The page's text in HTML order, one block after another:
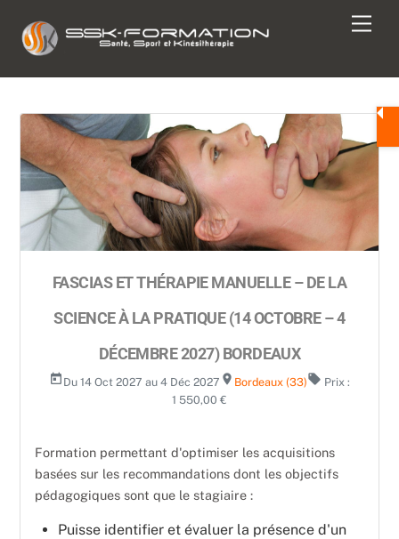
content
FASCIAS ET THÉRAPIE MANUELLE – DE LA
SCIENCE À LA PRATIQUE (14 OCTOBRE – 4
DÉCEMBRE 2027) BORDEAUX
today Du 14 Oct 2027 au 4 Déc 2027 room Bordeaux (33)local_offer Prix :
1 550,00 €
Formation permettant d'optimiser les acquisitions
basées sur les recommandations dont les objectifs
pédagogiques sont que le stagiaire :
Puisse identifier et évaluer la présence d'un